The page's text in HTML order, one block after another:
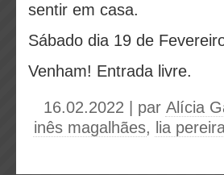
sentir em casa.
Sábado dia 19 de
Venham! Entrada livre.
16.02.2022 | par Alícia
inês magalhães, lia